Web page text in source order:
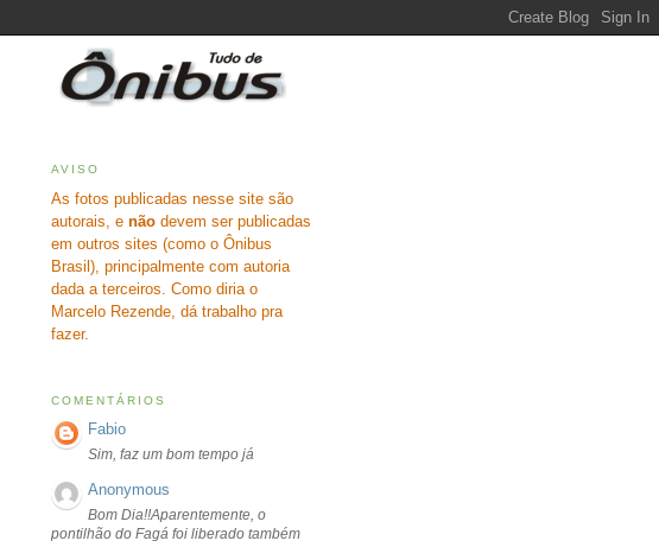
AVISO
As fotos publicadas nesse site são
autorais, e não devem ser publicadas
em outros sites (como o Ônibus
Brasil), principalmente com autoria
dada a terceiros. Como diria o
Marcelo Rezende, dá trabalho pra
fazer.
COMENTÁRIOS
Fabio
Sim, faz um bom tempo já
Anonymous
Bom Dia!!Aparentemente, o
pontilhão do Fagá foi liberado também